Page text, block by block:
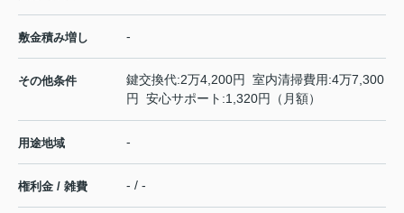
敷金積み増し -
その他条件
鍵交換代:2万4,200円 室内清掃費用:4万7,300
円 安心サポート:1,320円（月額）
用途地域 -
権利金 / 雑費 - / -